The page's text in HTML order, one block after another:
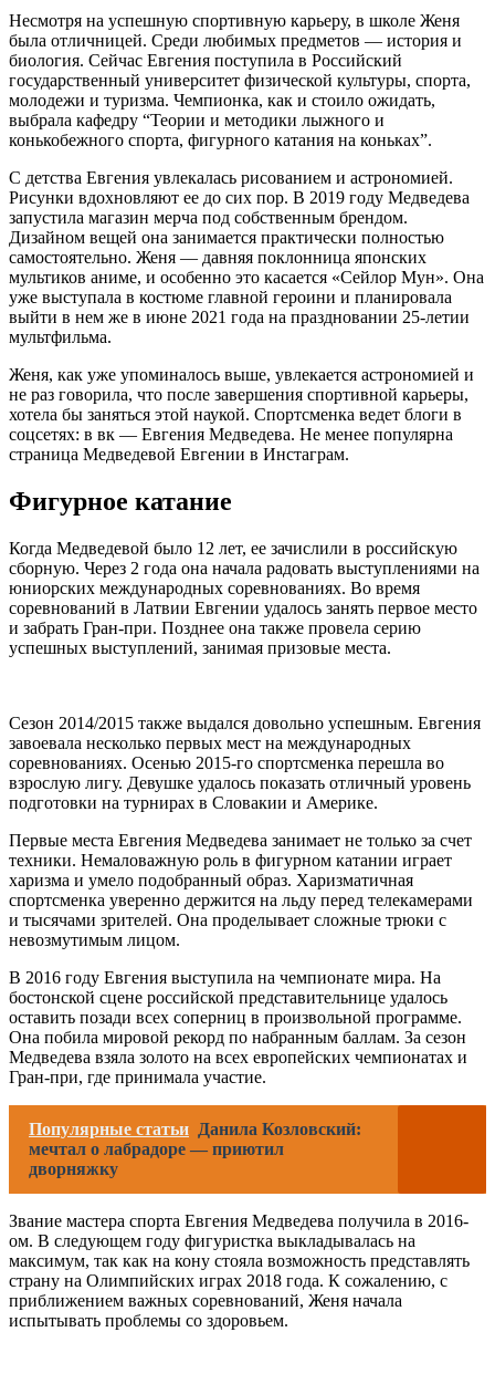
Несмотря на успешную спортивную карьеру, в школе Женя
была отличницей. Среди любимых предметов — история и
биология. Сейчас Евгения поступила в Российский
государственный университет физической культуры, спорта,
молодежи и туризма. Чемпионка, как и стоило ожидать,
выбрала кафедру “Теории и методики лыжного и
конькобежного спорта, фигурного катания на коньках”.
С детства Евгения увлекалась рисованием и астрономией.
Рисунки вдохновляют ее до сих пор. В 2019 году Медведева
запустила магазин мерча под собственным брендом.
Дизайном вещей она занимается практически полностью
самостоятельно. Женя — давняя поклонница японских
мультиков аниме, и особенно это касается «Сейлор Мун». Она
уже выступала в костюме главной героини и планировала
выйти в нем же в июне 2021 года на праздновании 25-летии
мультфильма.
Женя, как уже упоминалось выше, увлекается астрономией и
не раз говорила, что после завершения спортивной карьеры,
хотела бы заняться этой наукой. Спортсменка ведет блоги в
соцсетях: в вк — Евгения Медведева. Не менее популярна
страница Медведевой Евгении в Инстаграм.
Фигурное катание
Когда Медведевой было 12 лет, ее зачислили в российскую
сборную. Через 2 года она начала радовать выступлениями на
юниорских международных соревнованиях. Во время
соревнований в Латвии Евгении удалось занять первое место
и забрать Гран-при. Позднее она также провела серию
успешных выступлений, занимая призовые места.
Сезон 2014/2015 также выдался довольно успешным. Евгения
завоевала несколько первых мест на международных
соревнованиях. Осенью 2015-го спортсменка перешла во
взрослую лигу. Девушке удалось показать отличный уровень
подготовки на турнирах в Словакии и Америке.
Первые места Евгения Медведева занимает не только за счет
техники. Немаловажную роль в фигурном катании играет
харизма и умело подобранный образ. Харизматичная
спортсменка уверенно держится на льду перед телекамерами
и тысячами зрителей. Она проделывает сложные трюки с
невозмутимым лицом.
В 2016 году Евгения выступила на чемпионате мира. На
бостонской сцене российской представительнице удалось
оставить позади всех соперниц в произвольной программе.
Она побила мировой рекорд по набранным баллам. За сезон
Медведева взяла золото на всех европейских чемпионатах и
Гран-при, где принимала участие.
Популярные статьи Данила Козловский:
мечтал о лабрадоре — приютил
дворняжку
Звание мастера спорта Евгения Медведева получила в 2016-
ом. В следующем году фигуристка выкладывалась на
максимум, так как на кону стояла возможность представлять
страну на Олимпийских играх 2018 года. К сожалению, с
приближением важных соревнований, Женя начала
испытывать проблемы со здоровьем.